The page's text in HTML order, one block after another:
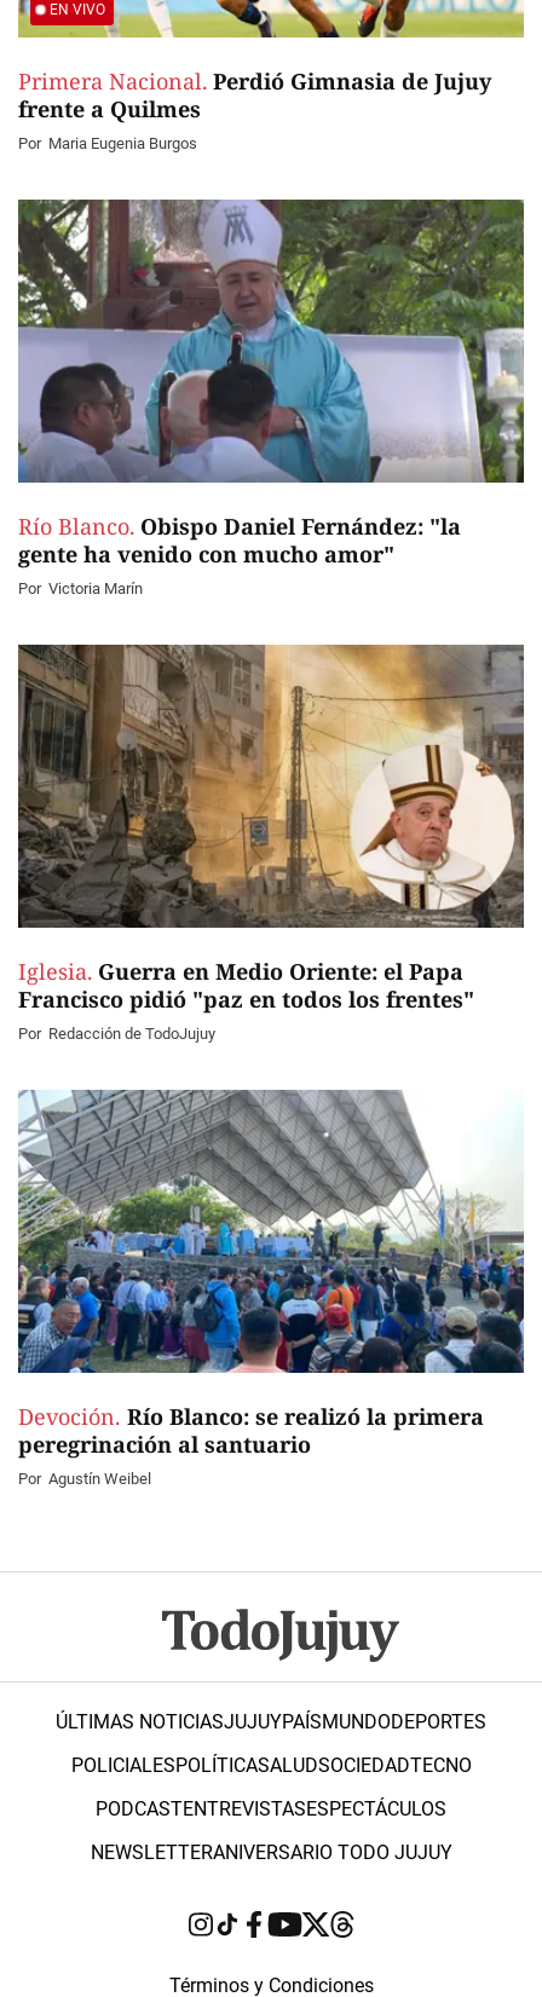
EN VIVO
Primera Nacional. Perdió Gimnasia de Jujuy
frente a Quilmes
Por Maria Eugenia Burgos
Río Blanco. Obispo Daniel Fernández: "la
gente ha venido con mucho amor"
Por Victoria Marín
Iglesia. Guerra en Medio Oriente: el Papa
Francisco pidió "paz en todos los frentes"
Por Redacción de TodoJujuy
Devoción. Río Blanco: se realizó la primera
peregrinación al santuario
Por Agustín Weibel
ÚLTIMAS NOTICIASJUJUYPAÍSMUNDODEPORTES
POLICIALESPOLÍTICASALUDSOCIEDADTECNO
PODCASTENTREVISTASESPECTÁCULOS
NEWSLETTERANIVERSARIO TODO JUJUY
Términos y Condiciones